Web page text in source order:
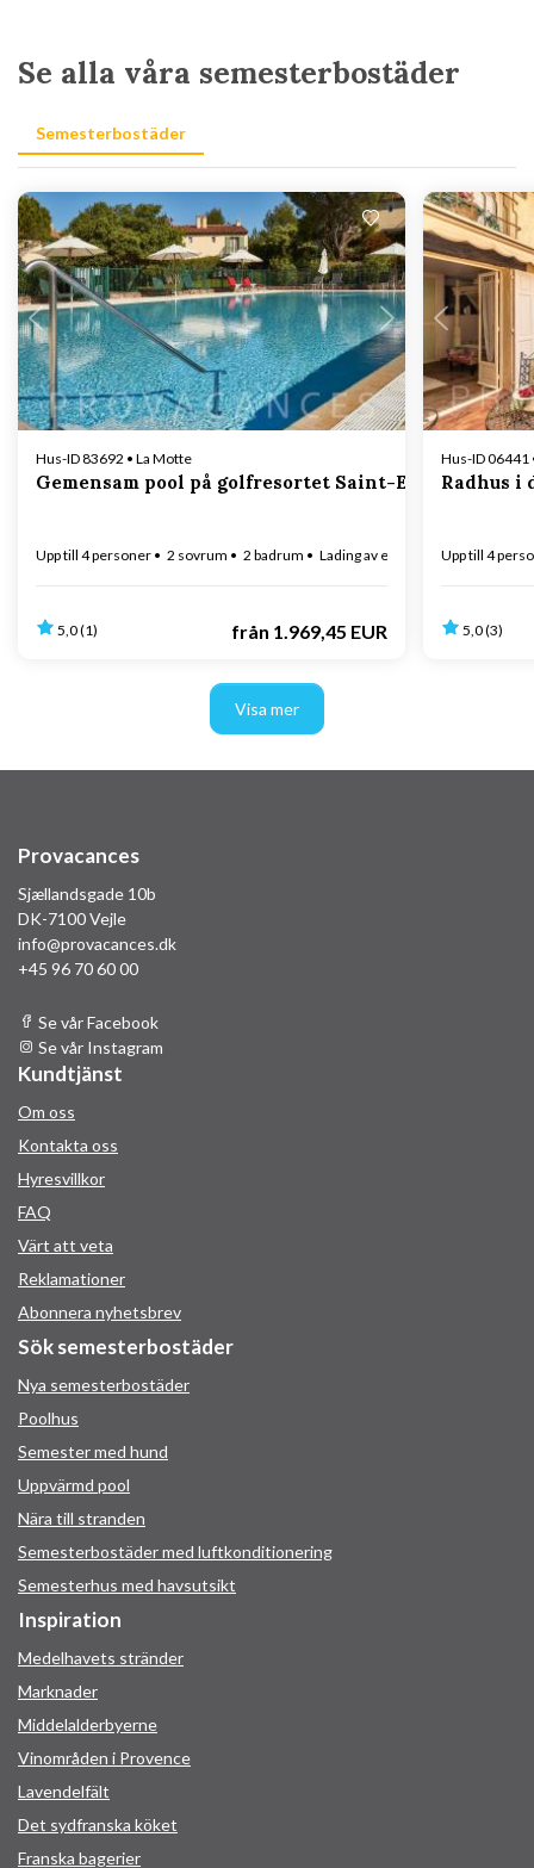
Se alla våra semesterbostäder
Semesterbostäder
Laddar...
Hus-ID 83692 • La Motte
Gemensam pool på golfresortet Saint-Endréol
Upp till 4 personer 2 sovrum 2 badrum Lading av elbil
5,0 (1) från 1.969,45 EUR
Hus-ID 06441
Radhus i
Upp till 4
5,0 (3)
Visa mer
Provacances
Sjællandsgade 10b
DK-7100 Vejle
info@provacances.dk
+45 96 70 60 00
Se vår Facebook
Se vår Instagram
Kundtjänst
Om oss
Kontakta oss
Hyresvillkor
FAQ
Värt att veta
Reklamationer
Abonnera nyhetsbrev
Sök semesterbostäder
Nya semesterbostäder
Poolhus
Semester med hund
Uppvärmd pool
Nära till stranden
Semesterbostäder med luftkonditionering
Semesterhus med havsutsikt
Inspiration
Medelhavets stränder
Marknader
Middelalderbyerne
Vinområden i Provence
Lavendelfält
Det sydfranska köket
Franska bagerier